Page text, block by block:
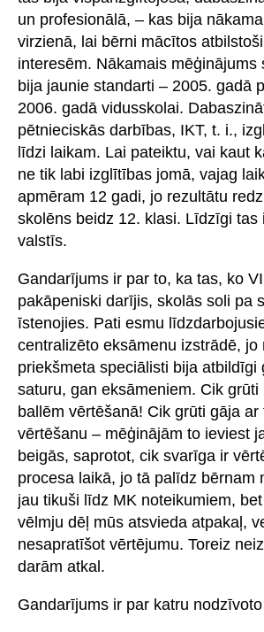
un profesionālā, – kas bija
virzienā, lai bērni mācītos
interesēm. Nākamais mēģinājums
bija jaunie standarti – 2005. gadā
2006. gadā vidusskolai.
pētnieciskās darbības, IKT, t. i.,
līdzi laikam. Lai pateiktu, vai kaut
ne tik labi izglītības jomā, vajag
apmēram 12 gadi, jo rezultātu
skolēns beidz 12. klasi. Līdzīgi tas
valstīs.
Gandarījums ir par to, ka tas, ko
pakāpeniski darījis, skolās soli pa
īstenojies. Pati esmu
centralizēto eksāmenu izstrādē, jo
priekšmeta speciālisti bija atbildīgi
saturu, gan eksāmeniem. Cik
ballēm vērtēšanā! Cik grūti gāja ar
vērtēšanu – mēģinājām to ieviest
beigās, saprotot, cik svarīga ir
procesa laikā, jo tā palīdz bērnam
jau tikuši līdz MK noteikumiem,
vēlmju dēļ mūs atsvieda atpakaļ,
nesapratīšot vērtējumu. Toreiz
darām atkal.
Gandarījums ir par katru